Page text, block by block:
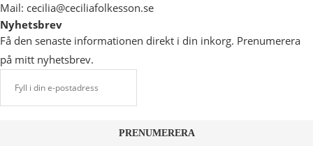
Mail: cecilia@ceciliafolkesson.se
Nyhetsbrev
Få den senaste informationen direkt i din inkorg. Prenumerera
på mitt nyhetsbrev.